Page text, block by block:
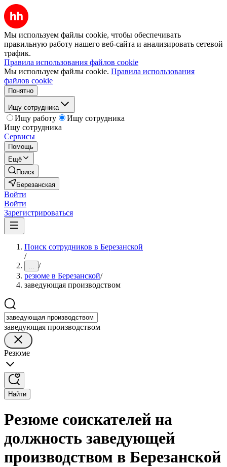
Мы используем файлы cookie, чтобы обеспечивать
правильную работу нашего веб-сайта и анализировать сетевой
трафик.
Правила использования файлов cookie
Мы используем файлы cookie. Правила использования
файлов cookie
Понятно
Ищу сотрудника
Ищу работу
Ищу сотрудника
Ищу сотрудника
Сервисы
Помощь
Ещё
Поиск
Березанская
Войти
Войти
Зарегистрироваться
Поиск сотрудников в Березанской
/
... /
резюме в Березанской/
заведующая производством
заведующая производством
Резюме
Найти
Резюме соискателей на
должность заведующей
производством в Березанской